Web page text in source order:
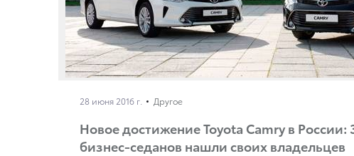
28 июня 2016 г. Другое
Новое достижение Toyota Camry в России:
бизнес-седанов нашли своих владельцев